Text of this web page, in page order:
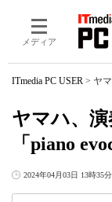
メディア
ITmedia PC USER > ヤ
ヤマハ、
「piano
2024年04月03日 13時35